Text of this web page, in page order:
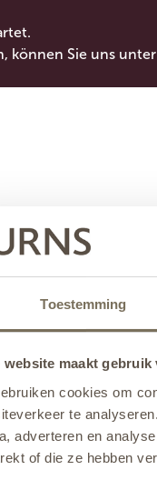
Toestemming
website maakt gebruik
cookies om
te
adverteren en
of die ze hebben
können Sie uns